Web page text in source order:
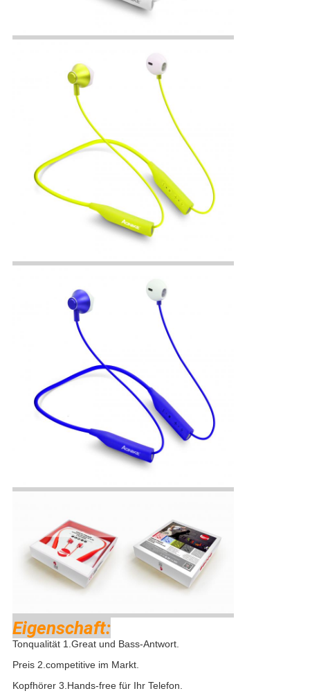
Eigenschaft:
Tonqualität 1.Great und Bass-Antwort.
Preis 2.competitive im Markt.
Kopfhörer 3.Hands-free für Ihr Telefon.